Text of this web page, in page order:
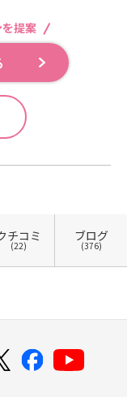
提案
チコミ
(22)
ブログ
(376)